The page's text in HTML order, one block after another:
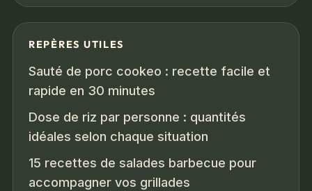
REPÈRES UTILES
Sauté de porc cookeo : recette facile et
rapide en 30 minutes
Dose de riz par personne : quantités
idéales selon chaque situation
15 recettes de salades barbecue pour
accompagner vos grillades